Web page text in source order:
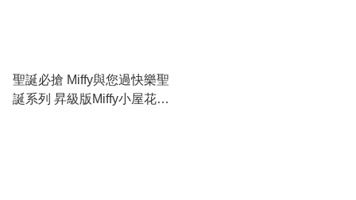
聖誕必搶 Miffy與您過快樂聖
誕系列 昇級版Miffy小屋花環